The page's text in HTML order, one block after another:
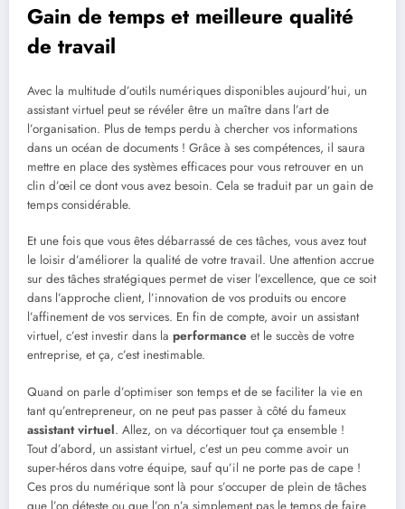
Gain de temps et meilleure qualité
de travail
Avec la multitude d’outils numériques disponibles aujourd’hui, un
assistant virtuel peut se révéler être un maître dans l’art de
l’organisation. Plus de temps perdu à chercher vos informations
dans un océan de documents ! Grâce à ses compétences, il saura
mettre en place des systèmes efficaces pour vous retrouver en un
clin d’œil ce dont vous avez besoin. Cela se traduit par un gain de
temps considérable.
Et une fois que vous êtes débarrassé de ces tâches, vous avez tout
le loisir d’améliorer la qualité de votre travail. Une attention accrue
sur des tâches stratégiques permet de viser l’excellence, que ce soit
dans l’approche client, l’innovation de vos produits ou encore
l’affinement de vos services. En fin de compte, avoir un assistant
virtuel, c’est investir dans la performance et le succès de votre
entreprise, et ça, c’est inestimable.
Quand on parle d’optimiser son temps et de se faciliter la vie en
tant qu’entrepreneur, on ne peut pas passer à côté du fameux
assistant virtuel. Allez, on va décortiquer tout ça ensemble !
Tout d’abord, un assistant virtuel, c’est un peu comme avoir un
super-héros dans votre équipe, sauf qu’il ne porte pas de cape !
Ces pros du numérique sont là pour s’occuper de plein de tâches
que l’on déteste ou que l’on n’a simplement pas le temps de faire.